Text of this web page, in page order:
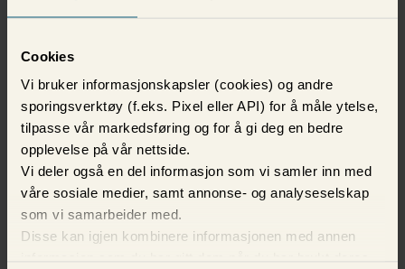
Cookies
Vi bruker informasjonskapsler (cookies) og andre
sporingsverktøy (f.eks. Pixel eller API) for å måle ytelse,
tilpasse vår markedsføring og for å gi deg en bedre
opplevelse på vår nettside.
Vi deler også en del informasjon som vi samler inn med
våre sosiale medier, samt annonse- og analyseselskap
som vi samarbeider med.
Disse kan igjen kombinere informasjonen med annen